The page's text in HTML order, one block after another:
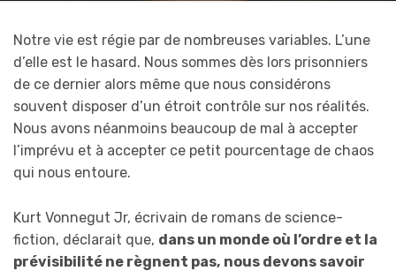
Notre vie est régie par de nombreuses variables. L’une
d’elle est le hasard. Nous sommes dès lors prisonniers
de ce dernier alors même que nous considérons
souvent disposer d’un étroit contrôle sur nos réalités.
Nous avons néanmoins beaucoup de mal à accepter
l’imprévu et à accepter ce petit pourcentage de chaos
qui nous entoure.
Kurt Vonnegut Jr, écrivain de romans de science-
fiction, déclarait que, dans un monde où l’ordre et la
prévisibilité ne règnent pas, nous devons savoir